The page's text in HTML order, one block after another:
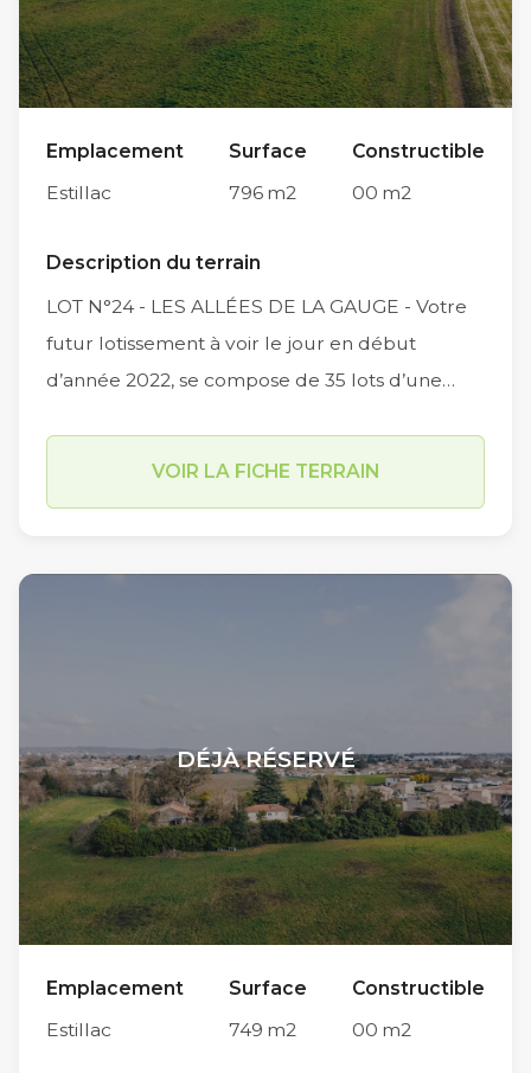
Emplacement
Estillac
Surface
796 m2
Constructible
00 m2
Description du terrain
LOT N°24 - LES ALLÉES DE LA GAUGE - Votre
futur lotissement à voir le jour en début
d’année 2022, se compose de 35 lots d’une
en moins de 10 minutes en voiture par le Pont
de Pierre) lui confère une situation
géographique idéale sur l’agglomération
d’Agen. Parmi ses autres atouts, sa proximité
avec les parcs Walygator et Aqualand d’une
part et le collège Théophile de Viau et ses
d’autre part, en font un endroit privilégié pour
la vie de famille. Chaque futur propriétaire est
VOIR LA FICHE TERRAIN
DÉJÀ RÉSERVÉ
Emplacement
Estillac
Surface
749 m2
Constructible
00 m2